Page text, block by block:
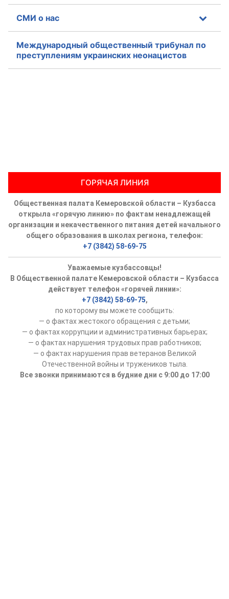
СМИ о нас
Международный общественный трибунал по
преступлениям украинских неонацистов
ГОРЯЧАЯ ЛИНИЯ
Общественная палата Кемеровской области – Кузбасса
открыла «горячую линию» по фактам ненадлежащей
организации и некачественного питания детей начального
общего образования в школах региона, телефон:
+7 (3842) 58-69-75
Уважаемые кузбассовцы!
В Общественной палате Кемеровской области – Кузбасса
действует телефон «горячей линии»:
+7 (3842) 58-69-75,
по которому вы можете сообщить:
— о фактах жестокого обращения с детьми;
— о фактах коррупции и административных барьерах;
— о фактах нарушения трудовых прав работников;
— о фактах нарушения прав ветеранов Великой
Отечественной войны и тружеников тыла.
Все звонки принимаются в будние дни с 9:00 до 17:00